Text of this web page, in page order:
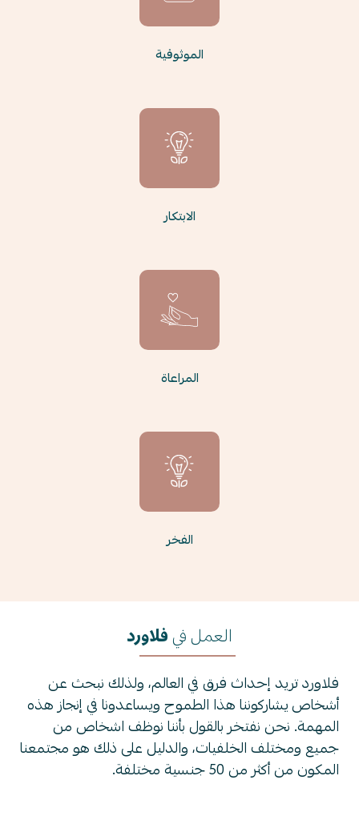
الموثوقية
الابتكار
المراعاة
الفخر
العمل فيفلاورد
فلاورد تريد إحداث فرق في العالم، ولذلك نبحث عن
أشخاص يشاركوننا هذا الطموح ويساعدونا في إنجاز هذه
المهمة. نحن نفتخر بالقول بأننا نوظف اشخاص من
جميع ومختلف الخلفيات، والدليل على ذلك هو مجتمعنا
المكون من أكثر من 50 جنسية مختلفة.